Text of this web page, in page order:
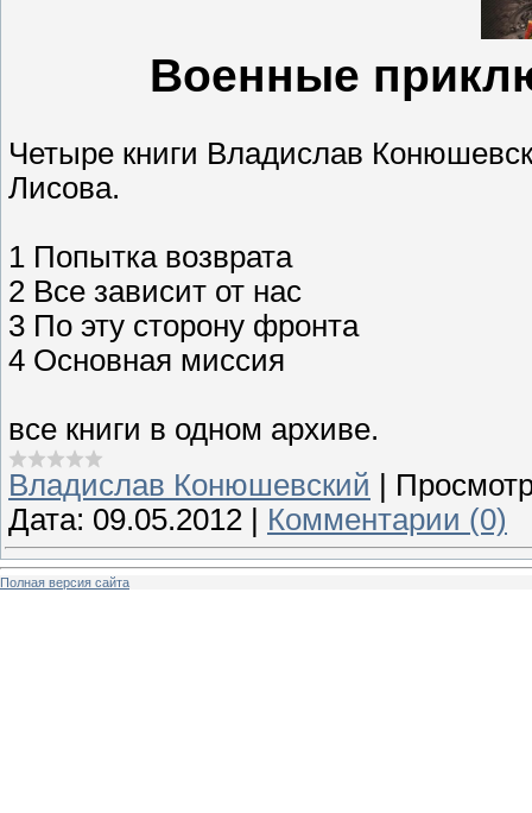
Военные
Четыре книги Владислав
Лисова.
1 Попытка возврата
2 Все зависит от нас
3 По эту сторону фронта
4 Основная миссия
все книги в одном архиве.
Владислав Конюшевский |
Дата: 09.05.2012 | Комментарии (0)
Полная версия сайта